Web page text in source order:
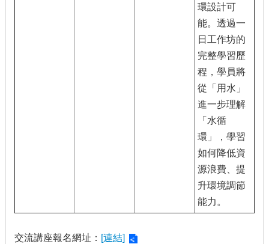
環設計可
能。透過一
日工作坊的
完整學習歷
程，學員將
從「用水」
進一步理解
「水循
環」，學習
如何降低資
源浪費、提
升環境調節
能力。
交流講座報名網址： [連結]